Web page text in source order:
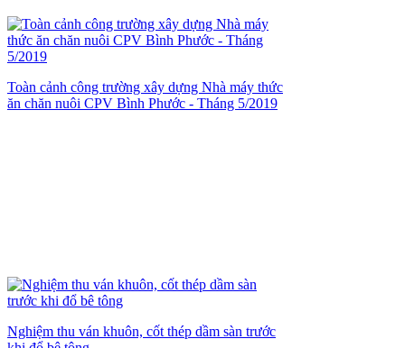
Toàn cảnh công trường xây dựng Nhà máy thức
ăn chăn nuôi CPV Bình Phước - Tháng 5/2019
Nghiệm thu ván khuôn, cốt thép dầm sàn trước